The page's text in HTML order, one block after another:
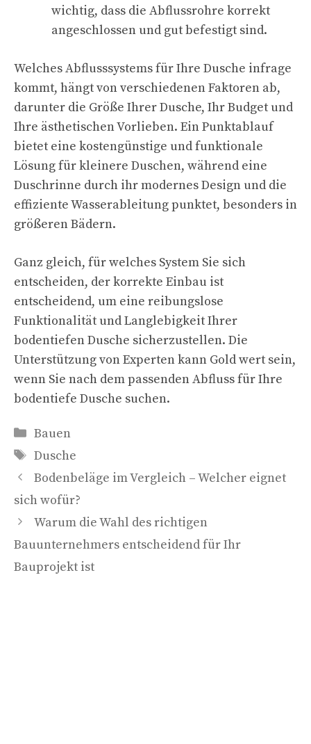
wichtig, dass die Abflussrohre korrekt
angeschlossen und gut befestigt sind.
Welches Abflusssystems für Ihre Dusche infrage
kommt, hängt von verschiedenen Faktoren ab,
darunter die Größe Ihrer Dusche, Ihr Budget und
Ihre ästhetischen Vorlieben. Ein Punktablauf
bietet eine kostengünstige und funktionale
Lösung für kleinere Duschen, während eine
Duschrinne durch ihr modernes Design und die
effiziente Wasserableitung punktet, besonders in
größeren Bädern.
Ganz gleich, für welches System Sie sich
entscheiden, der korrekte Einbau ist
entscheidend, um eine reibungslose
Funktionalität und Langlebigkeit Ihrer
bodentiefen Dusche sicherzustellen. Die
Unterstützung von Experten kann Gold wert sein,
wenn Sie nach dem passenden Abfluss für Ihre
bodentiefe Dusche suchen.
Kategorien
Bauen
Schlagwörter
Dusche
Bodenbeläge im Vergleich – Welcher eignet
sich wofür?
Warum die Wahl des richtigen
Bauunternehmers entscheidend für Ihr
Bauprojekt ist